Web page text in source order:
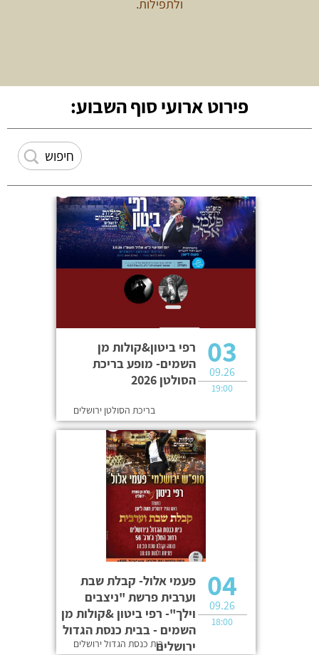
ולתפילות.
פירוט ארועי סוף השבוע:
רפי ביטון&קולות מן
השמים- מופע בריכת
הסולטן 2026
בריכת הסולטן ירושלים
03
09.26
19:00
פעמי אלול- קבלת שבת
וערבית פרשת "ניצבים
וילך"- רפי ביטון &קולות מן
השמים - בבית כנסת הגדול
ירושליםבית כנסת הגדול ירושלים
04
09.26
18:00